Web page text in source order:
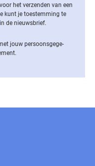
het verzenden van een
kunt je toestemming te
de nieuwsbrief.
jouw per­soons­ge­ge­